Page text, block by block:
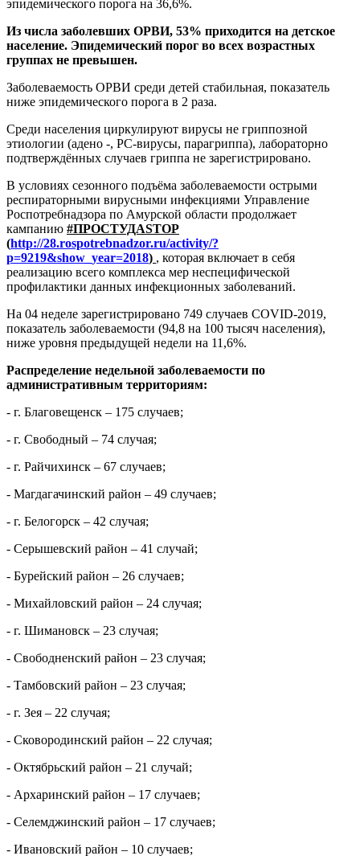
эпидемического порога на 36,6%.
Из числа заболевших ОРВИ, 53% приходится на детское
население. Эпидемический порог во всех возрастных
группах не превышен.
Заболеваемость ОРВИ среди детей стабильная, показатель
ниже эпидемического порога в 2 раза.
Среди населения циркулируют вирусы не гриппозной
этиологии (адено -, РС-вирусы, парагриппа), лабораторно
подтверждённых случаев гриппа не зарегистрировано.
В условиях сезонного подъёма заболеваемости острыми
респираторными вирусными инфекциями Управление
Роспотребнадзора по Амурской области продолжает
кампанию #ПРОСТУДАSTOP
(http://28.rospotrebnadzor.ru/activity/?
p=9219&show_year=2018) , которая включает в себя
реализацию всего комплекса мер неспецифической
профилактики данных инфекционных заболеваний.
На 04 неделе зарегистрировано 749 случаев COVID-2019,
показатель заболеваемости (94,8 на 100 тысяч населения),
ниже уровня предыдущей недели на 11,6%.
Распределение недельной заболеваемости по
административным территориям:
- г. Благовещенск – 175 случаев;
- г. Свободный – 74 случая;
- г. Райчихинск – 67 случаев;
- Магдагачинский район – 49 случаев;
- г. Белогорск – 42 случая;
- Серышевский район – 41 случай;
- Бурейский район – 26 случаев;
- Михайловский район – 24 случая;
- г. Шимановск – 23 случая;
- Свободненский район – 23 случая;
- Тамбовский район – 23 случая;
- г. Зея – 22 случая;
- Сковородинский район – 22 случая;
- Октябрьский район – 21 случай;
- Архаринский район – 17 случаев;
- Селемджинский район – 17 случаев;
- Ивановский район – 10 случаев;